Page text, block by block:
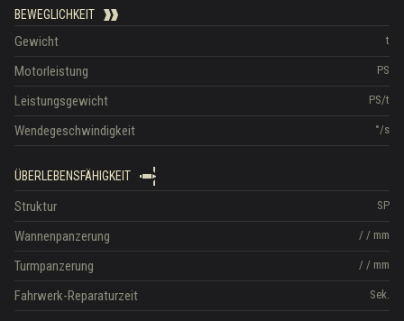
BEWEGLICHKEIT
t
Gewicht
PS
Motorleistung
PS/t
Leistungsgewicht
°/s
Wendegeschwindigkeit
ÜBERLEBENSFÄHIGKEIT
SP
Struktur
/ / mm
Wannenpanzerung
/ / mm
Turmpanzerung
Sek.
Fahrwerk-Reparaturzeit